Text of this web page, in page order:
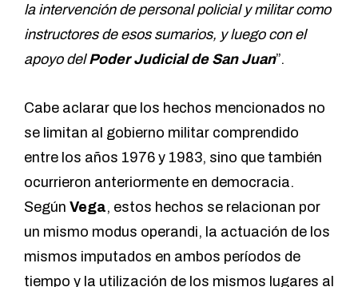
la intervención de personal policial y militar como
instructores de esos sumarios, y luego con el
apoyo delPoder Judicial de San Juan”.
Cabe aclarar que los hechos mencionados no
se limitan al gobierno militar comprendido
entre los años 1976 y 1983, sino que también
ocurrieron anteriormente en democracia.
Según Vega, estos hechos se relacionan por
un mismo modus operandi, la actuación de los
mismos imputados en ambos períodos de
tiempo y la utilización de los mismos lugares al